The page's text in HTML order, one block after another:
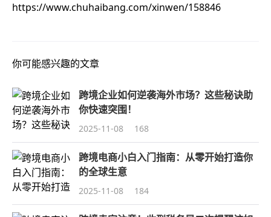
https://www.chuhaibang.com/xinwen/158846
你可能感兴趣的文章
跨境企业如何逆袭海外市场？这些秘诀助
你快速突围！
2025-11-08 168
跨境电商小白入门指南：从零开始打造你
的全球生意
2025-11-08 184